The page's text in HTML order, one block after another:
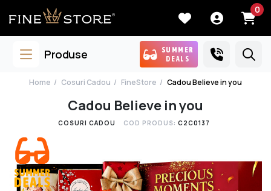
0
Produse
SUMMER
DEALS
Home Cosuri Cadou FineStore Cadou Believe in you
Cadou Believe in you
COSURI CADOU COD PRODUS: C2C0137